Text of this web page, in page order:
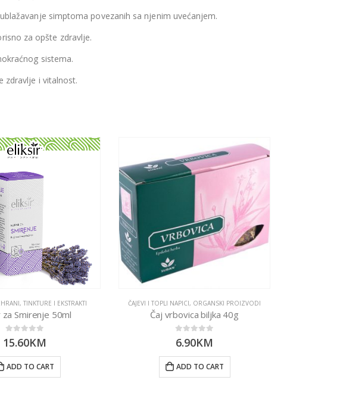
simptoma povezanih sa njenim uvećanjem.
za opšte zdravlje.
sistema.
zdravlje i vitalnost.
, TINKTURE I EKSTRAKTI
za Smirenje 50ml
0 out of 5
15.60KM
ADD TO CART
ČAJEVI I TOPLI NAPICI, ORGANSKI PROIZVODI
Čaj vrbovica biljka 40g
0out of 5
6.90KM
ADD TO CART